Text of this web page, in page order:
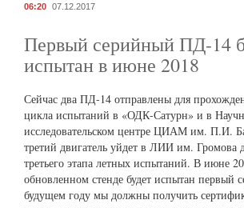
06:20 07.12.2017
Первый серийный ПД-14
испытан в июне 2018
Сейчас два ПД-14 отправлены для
цикла испытаний в «ОДК-Сатурн» и в
исследовательском центре ЦИАМ им. П.И.
третий двигатель уйдет в ЛИИ им. Громова
третьего этапа летных испытаний. В июне
обновленном стенде будет испытан
будущем году мы должны получить